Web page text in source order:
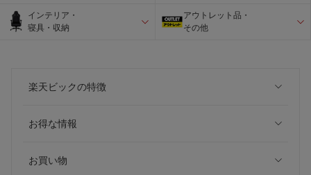
インテリア・
寝具・収納
アウトレット品・
その他
楽天ビックの特徴
お得な情報
お買い物